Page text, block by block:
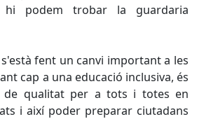
hi podem trobar la guardaria
fent un canvi important a les
cap a una educació inclusiva, és
de qualitat per a tots i totes en
i així poder preparar ciutadans